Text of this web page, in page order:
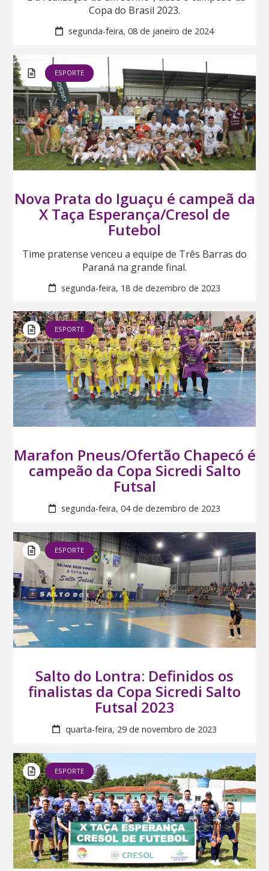
Copa do Brasil 2023.
segunda-feira, 08 de janeiro de 2024
ESPORTE
Nova Prata do Iguaçu é campeã da
X Taça Esperança/Cresol de
Futebol
Time pratense venceu a equipe de Três Barras do
Paraná na grande final.
segunda-feira, 18 de dezembro de 2023
ESPORTE
Marafon Pneus/Ofertão Chapecó é
campeão da Copa Sicredi Salto
Futsal
segunda-feira, 04 de dezembro de 2023
ESPORTE
Salto do Lontra: Definidos os
finalistas da Copa Sicredi Salto
Futsal 2023
quarta-feira, 29 de novembro de 2023
ESPORTE